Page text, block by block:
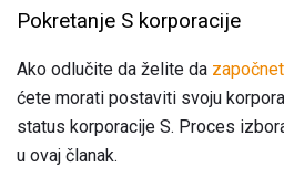
Pokretanje S korporacije
Ako odlučite da želite da
ćete morati postaviti svoju
status korporacije S. Proces
u ovaj članak.